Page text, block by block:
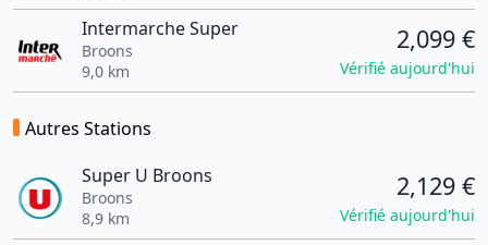
Intermarche Super
Broons
9,0 km
2,099 €
Vérifié aujourd'hui
Autres Stations
Super U Broons
Broons
8,9 km
2,129 €
Vérifié aujourd'hui